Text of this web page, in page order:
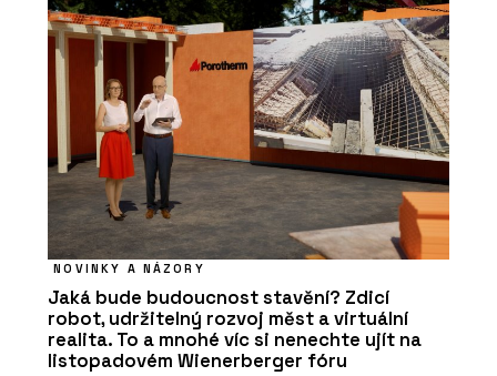
NOVINKY A NÁZORY
Jaká bude budoucnost stavění? Zdicí
robot, udržitelný rozvoj měst a virtuální
realita. To a mnohé víc si nenechte ujít na
listopadovém Wienerberger fóru